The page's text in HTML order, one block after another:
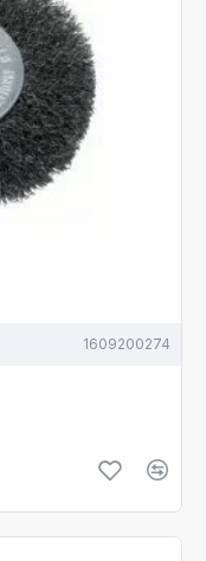
1609200274